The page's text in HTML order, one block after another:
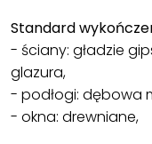
Standard
- ściany: gładzie
glazura,
- podłogi: dębowa
- okna: drewniane,